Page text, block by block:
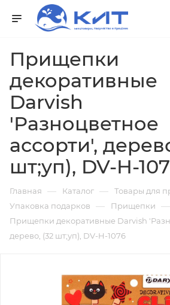
Прищепки
декоративные
Darvish
'Разноцветное
ассорти',
шт;уп), DV-H-
Главная — Каталог — Товары для
Упаковка подарков — Прищепки —
Прищепки декоративные Darvish
дерево, (32 шт;уп), DV-H-1076